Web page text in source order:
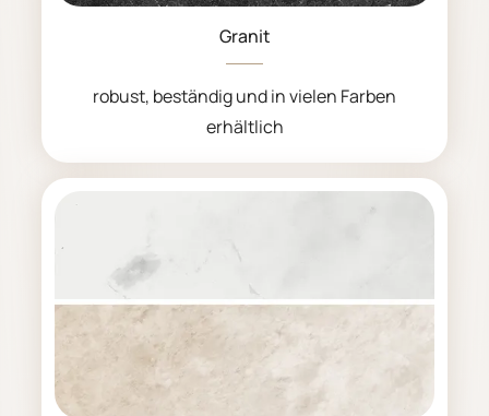
Granit
robust, beständig und in vielen Farben
erhältlich